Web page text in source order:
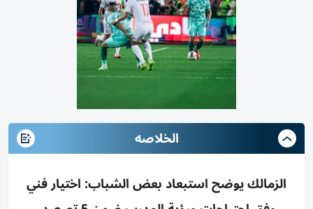
الخلاصه
الزمالك يوضح استبعاد بعض الشباب: اختيار فني